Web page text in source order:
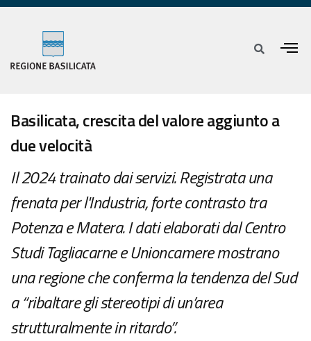
Basilicata, crescita del valore aggiunto a
due velocità
Il 2024 trainato dai servizi. Registrata una
frenata per l'Industria, forte contrasto tra
Potenza e Matera. I dati elaborati dal Centro
Studi Tagliacarne e Unioncamere mostrano
una regione che conferma la tendenza del Sud
a “ribaltare gli stereotipi di un’area
strutturalmente in ritardo”.